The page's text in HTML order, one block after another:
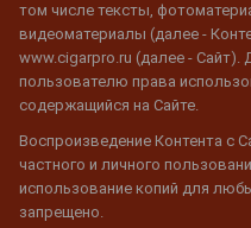
том числе тексты,
видеоматериалы (далее -
www.cigarpro.ru (далее - Сайт).
пользователю права
содержащийся на Сайте.
Воспроизведение Контента с
частного и личного
использование копий для
запрещено.